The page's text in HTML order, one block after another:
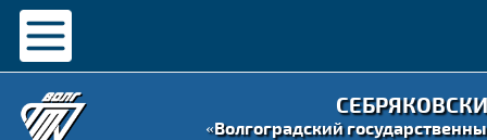
«Волгоградский